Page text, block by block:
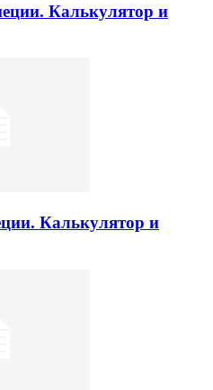
Калькулятор и
Калькулятор и